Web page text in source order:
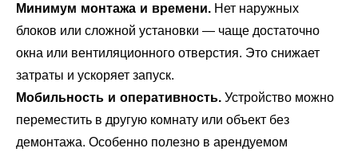
Минимум монтажа и времени. Нет наружных
блоков или сложной установки — чаще достаточно
окна или вентиляционного отверстия. Это снижает
затраты и ускоряет запуск.
Мобильность и оперативность. Устройство можно
переместить в другую комнату или объект без
демонтажа. Особенно полезно в арендуемом